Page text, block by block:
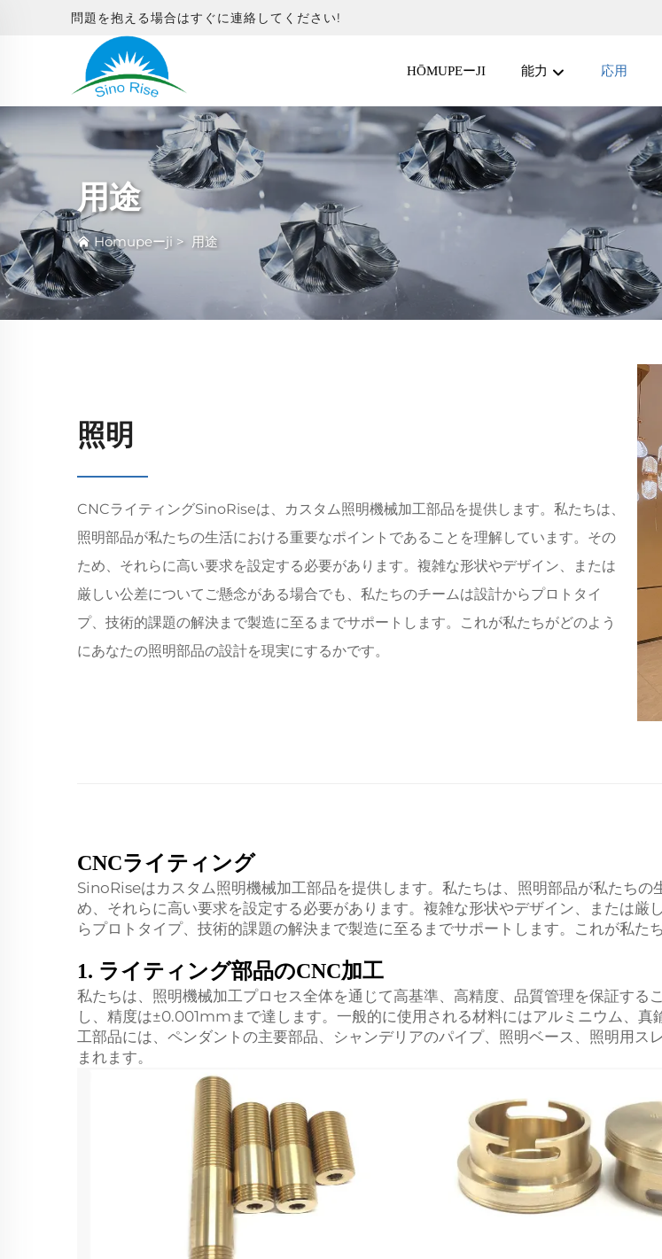
問題を抱える場合はすぐに連絡してください!
HŌMUPEーJI 能力 応用
用途
Hōmupeーji > 用途
照明
CNCライティングSinoRiseは、カスタム照明機械加工部品を提供します。私たちは、
照明部品が私たちの生活における重要なポイントであることを理解しています。その
ため、それらに高い要求を設定する必要があります。複雑な形状やデザイン、または
厳しい公差についてご懸念がある場合でも、私たちのチームは設計からプロトタイ
プ、技術的課題の解決まで製造に至るまでサポートします。これが私たちがどのよう
にあなたの照明部品の設計を現実にするかです。
CNCライティング
SinoRiseはカスタム照明機械加工部品を提供します。私たちは、照明部品が私たち
め、それらに高い要求を設定する必要があります。複雑な形状やデザイン、または
らプロトタイプ、技術的課題の解決まで製造に至るまでサポートします。これが私た
1. ライティング部品のCNC加工
私たちは、照明機械加工プロセス全体を通じて高基準、高精度、品質管理を保証す
し、精度は±0.001mmまで達します。一般的に使用される材料にはアルミニウム、
工部品には、ペンダントの主要部品、シャンデリアのパイプ、照明ベース、照明用
まれます。